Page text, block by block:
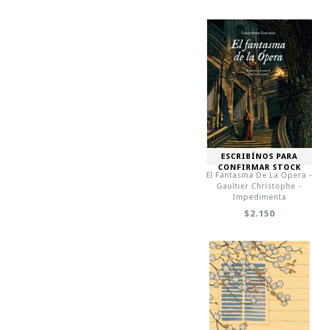
ESCRIBÍNOS PARA
CONFIRMAR STOCK
El Fantasma De La Opera -
Gaultier Christophe -
Impedimenta
$2.150